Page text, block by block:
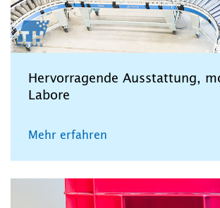
Hervorragende Ausstattung,
Labore
Mehr erfahren